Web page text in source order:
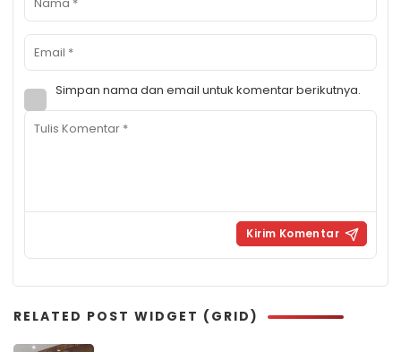
Simpan nama dan email untuk komentar berikutnya.
RELATED POST WIDGET (GRID)